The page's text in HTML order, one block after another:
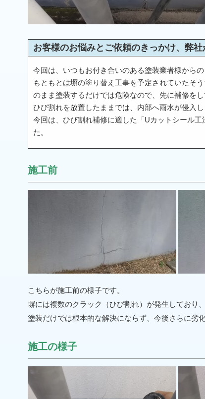
お客様のお悩みとご依頼のきっかけ、弊
今回は、いつもお付き合いのある塗装業者様からの
もともとは塀の塗り替え工事を予定されていたそ
のまま塗装するだけでは危険なので、先に補修を
ひび割れを放置したままでは、内部へ雨水が侵入
今回は、ひび割れ補修に適した「Uカットシール
た。
施工前
こちらが施工前の様子です。
塀には複数のクラック（ひび割れ）が発生しており
塗装だけでは根本的な解決にならず、今後さらに劣
施工の様子